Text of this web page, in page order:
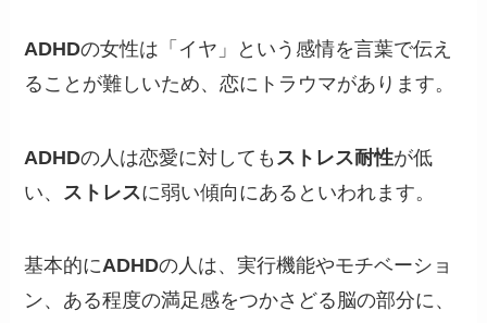
ADHDの女性は「イヤ」という感情を言葉で伝え
ることが難しいため、恋にトラウマがあります。
ADHDの人は恋愛に対しても ストレス耐性が低
い、 ストレスに弱い傾向にあるといわれます。
基本的にADHDの人は、実行機能やモチベーショ
ン、ある程度の満足感をつかさどる脳の部分に、